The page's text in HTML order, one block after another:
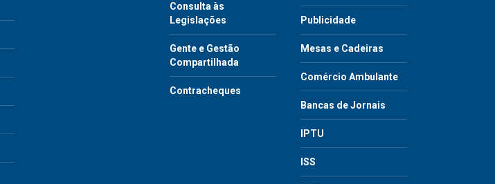
Consulta às
Legislações
Gente e Gestão
Compartilhada
Contracheques
Publicidade
Mesas e Cadeiras
Comércio Ambulante
Bancas de Jornais
IPTU
ISS